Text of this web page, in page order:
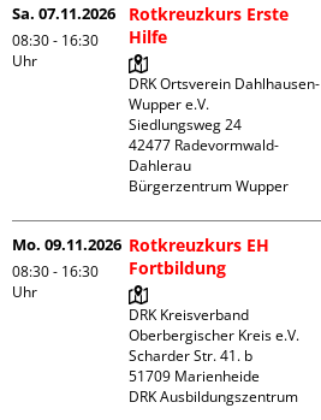
Sa. 07.11.2026
08:30 - 16:30
Uhr
Rotkreuzkurs Erste
Hilfe
DRK Ortsverein Dahlhausen-
Wupper e.V.
Siedlungsweg 24
42477 Radevormwald-
Dahlerau
Bürgerzentrum Wupper
Mo. 09.11.2026
08:30 - 16:30
Uhr
Rotkreuzkurs EH
Fortbildung
DRK Kreisverband
Oberbergischer Kreis e.V.
Scharder Str. 41. b
51709 Marienheide
DRK Ausbildungszentrum